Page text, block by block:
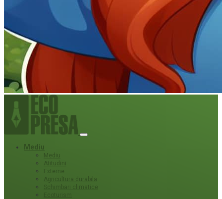
Mediu
Mediu
Atitudini
Externe
Agricultura durabila
Schimbari climatice
Ecoturism